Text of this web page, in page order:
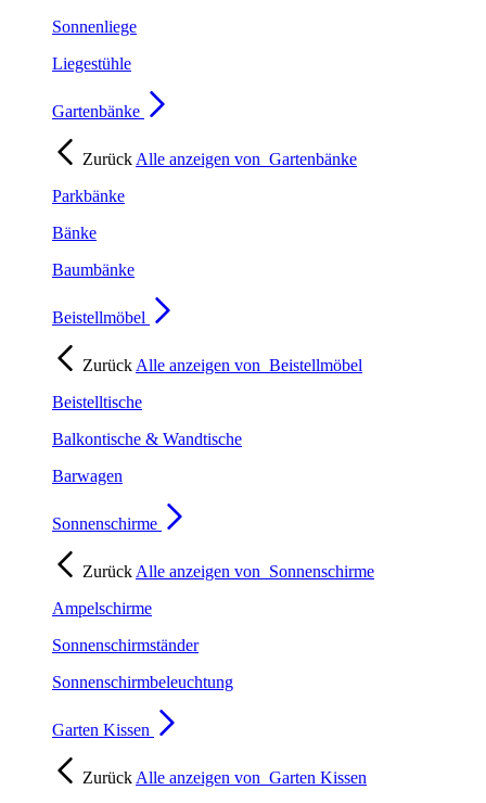
Sonnenliege
Liegestühle
Gartenbänke
Zurück Alle anzeigen von Gartenbänke
Parkbänke
Bänke
Baumbänke
Beistellmöbel
Zurück Alle anzeigen von Beistellmöbel
Beistelltische
Balkontische & Wandtische
Barwagen
Sonnenschirme
Zurück Alle anzeigen von Sonnenschirme
Ampelschirme
Sonnenschirmständer
Sonnenschirmbeleuchtung
Garten Kissen
Zurück Alle anzeigen von Garten Kissen